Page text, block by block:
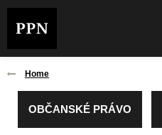
Home
OBČANSKÉ PRÁVO